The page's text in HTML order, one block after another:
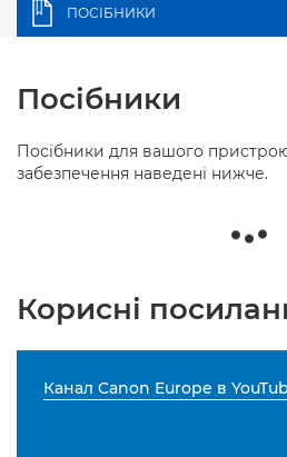
ПОСІБНИКИ
Посібники
Посібники для вашого
забезпечення наведені нижче.
Корисні
Канал Canon Europe в